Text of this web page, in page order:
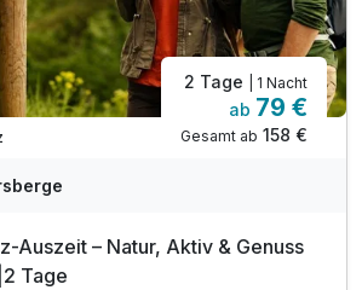
2 Tage | 1 Nacht
ab 79 €
Gesamt ab 158 €
Auszeit – Natur, Aktiv & Genuss
Tage